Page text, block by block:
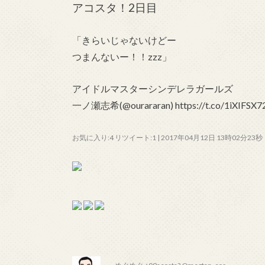
アコスタ！2日目
「きらいじゃないけどー
つまんないー！！zzz」
アイドルマスターシンデレラガールズ
一ノ瀬志希(@ourararan) https://t.co/
お気に入り:4 リツイート:1 | 2017年04月12日 13時02分23秒